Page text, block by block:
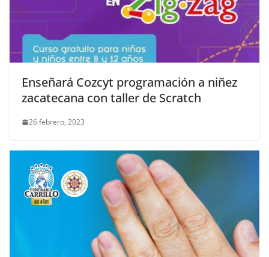
Enseñará Cozcyt programación a niñez
zacatecana con taller de Scratch
26 febrero, 2023